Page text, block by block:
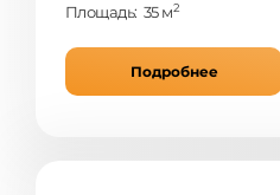
Площадь: 35 м2
Подробнее